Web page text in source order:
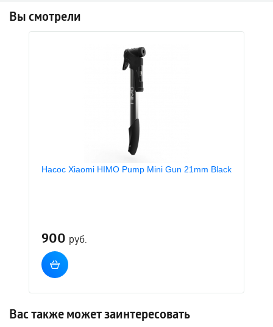
Вы смотрели
Насос Xiaomi HIMO Pump Mini Gun 21mm Black
900 руб.
Вас также может заинтересовать